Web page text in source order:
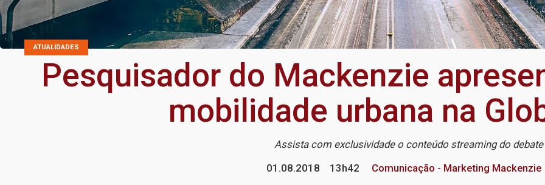
ATUALIDADES
Pesquisador do Mackenzie
mobilidade urbana na
Assista com exclusividade o conteúdo streaming do debate
01.08.2018
13h42
Comunicação - Marketing Mackenzie